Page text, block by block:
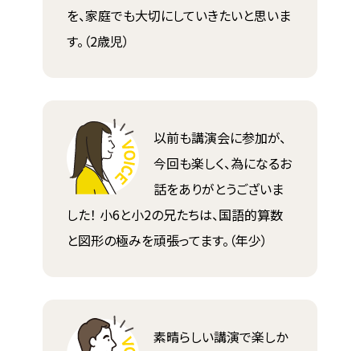
を、家庭でも大切にしていきたいと思いま
す。（2歳児）
以前も講演会に参加が、
今回も楽しく、為になるお
話をありがとうございま
した！ 小6と小2の兄たちは、国語的算数
と図形の極みを頑張ってます。（年少）
素晴らしい講演で楽しか